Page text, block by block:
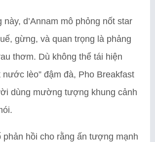
d’Annam mô phỏng nốt star
gừng, và quan trọng là phảng
thơm. Dù không thể tái hiện
nước lèo” đậm đà, Pho Breakfast
dùng mường tượng khung cảnh
phản hồi cho rằng ấn tượng mạnh